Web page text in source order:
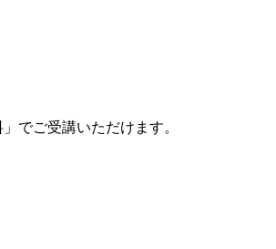
でご受講いただけます。